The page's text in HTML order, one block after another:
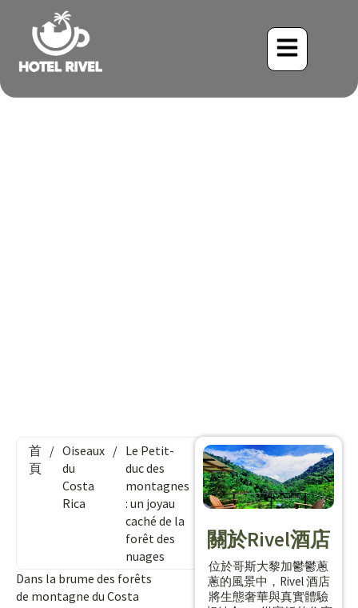
首
頁
/ Oiseaux
du
Costa
Rica
/ Le Petit-
duc des
montagnes
: un joyau
caché de la
forêt des
nuages
Dans la brume des forêts
de montagne du Costa
關於Rivel酒店
位於哥斯大黎加鬱鬱蔥
蔥的風景中，Rivel 酒店
將生態奢華與真實體驗